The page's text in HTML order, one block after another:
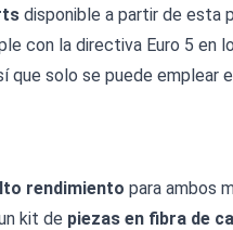
disponible a partir de esta
con la directiva Euro 5 en
solo se puede emplear
rendimiento para ambos
kit de piezas en fibra de